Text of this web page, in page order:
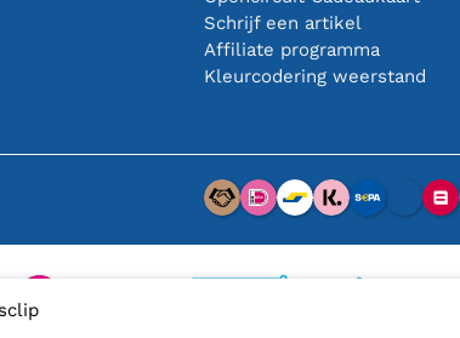
Schrijf een artikel
Affiliate programma
Kleurcodering weerstand